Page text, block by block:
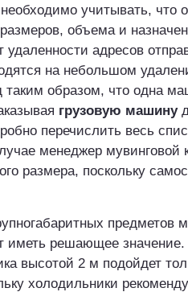
учитывать, что
объема и
удаленности адресов
на небольшом
таким образом, что одна
грузовую машину
перечислить весь
менеджер мувинговой
размера, поскольку
предметов
иметь решающее
высотой 2 м подойдет
холодильники